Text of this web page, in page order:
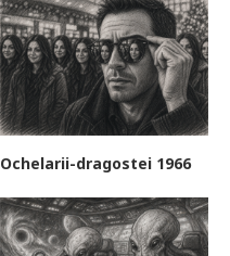
Ochelarii-dragostei 1966